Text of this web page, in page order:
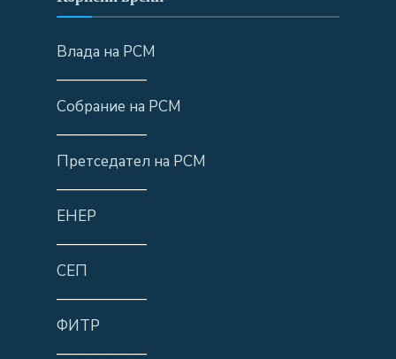
Влада на РСМ
——————
Собрание на РСМ
——————
Претседател на РСМ
——————
ЕНЕР
——————
СЕП
——————
ФИТР
——————